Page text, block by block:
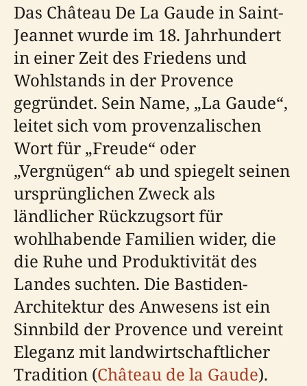
Das Château De La Gaude in Saint-
Jeannet wurde im 18. Jahrhundert
in einer Zeit des Friedens und
Wohlstands in der Provence
gegründet. Sein Name, „La Gaude“,
leitet sich vom provenzalischen
Wort für „Freude“ oder
„Vergnügen“ ab und spiegelt seinen
ursprünglichen Zweck als
ländlicher Rückzugsort für
wohlhabende Familien wider, die
die Ruhe und Produktivität des
Landes suchten. Die Bastiden-
Architektur des Anwesens ist ein
Sinnbild der Provence und vereint
Eleganz mit landwirtschaftlicher
Tradition (Château de la Gaude).